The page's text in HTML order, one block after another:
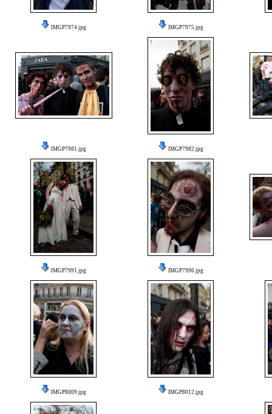
IMGP7974.jpg IMGP7975.jpg
IMGP7981.jpg IMGP7982.jpg
IMGP7991.jpg IMGP7996.jpg
IMGP8009.jpg IMGP8012.jpg